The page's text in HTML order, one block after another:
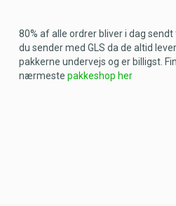
80% af alle ordrer bliver i dag
du sender med GLS da de altid
pakkerne undervejs og er billigst.
nærmeste pakkeshop her